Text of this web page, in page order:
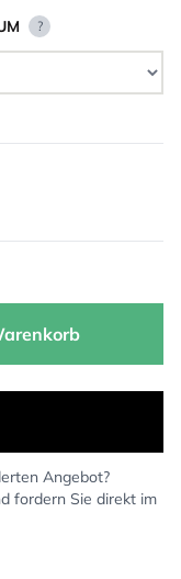
?
Angebot?
fordern Sie direkt im